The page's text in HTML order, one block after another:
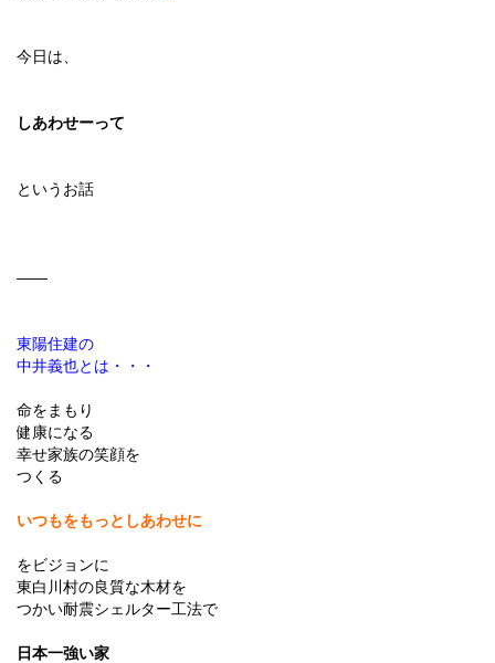
今日は、
しあわせーって
というお話
——
東陽住建の
中井義也とは・・・
命をまもり
健康になる
幸せ家族の笑顔を
つくる
いつもをもっとしあわせに
をビジョンに
東白川村の良質な木材を
つかい耐震シェルター工法で
日本一強い家